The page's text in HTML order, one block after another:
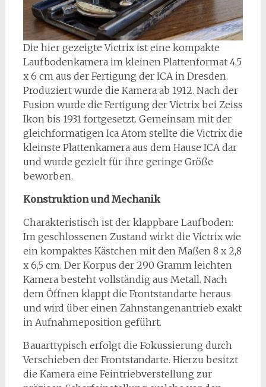
Die hier gezeigte Victrix ist eine kompakte
Laufbodenkamera im kleinen Plattenformat 4,5
x 6 cm aus der Fertigung der ICA in Dresden.
Produziert wurde die Kamera ab 1912. Nach der
Fusion wurde die Fertigung der Victrix bei Zeiss
Ikon bis 1931 fortgesetzt. Gemeinsam mit der
gleichformatigen Ica Atom stellte die Victrix die
kleinste Plattenkamera aus dem Hause ICA dar
und wurde gezielt für ihre geringe Größe
beworben.
Konstruktion und Mechanik
Charakteristisch ist der klappbare Laufboden:
Im geschlossenen Zustand wirkt die Victrix wie
ein kompaktes Kästchen mit den Maßen 8 x 2,8
x 6,5 cm. Der Korpus der 290 Gramm leichten
Kamera besteht vollständig aus Metall. Nach
dem Öffnen klappt die Frontstandarte heraus
und wird über einen Zahnstangenantrieb exakt
in Aufnahmeposition geführt.
Bauarttypisch erfolgt die Fokussierung durch
Verschieben der Frontstandarte. Hierzu besitzt
die Kamera eine Feintriebverstellung zur